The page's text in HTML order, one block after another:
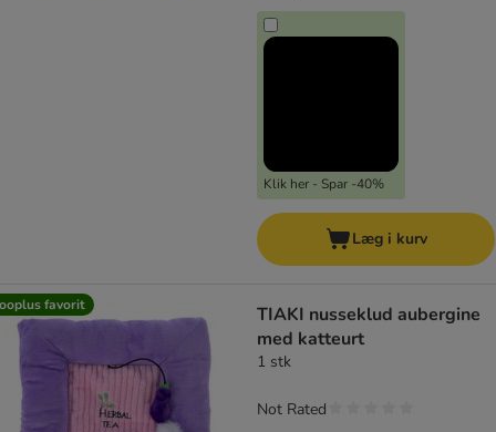
Klik her - Spar -40%
Læg i kurv
favorit
TIAKI nusseklud aubergine
med katteurt
1 stk
Not Rated